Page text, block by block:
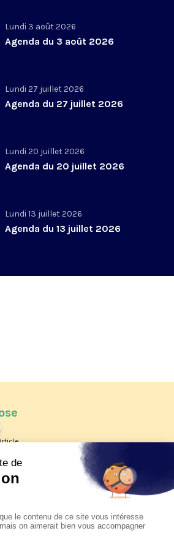
Lundi 3 août 2026
Agenda du 3 août 2026
Lundi 27 juillet 2026
Agenda du 27 juillet 2026
Lundi 20 juillet 2026
Agenda du 20 juillet 2026
Lundi 13 juillet 2026
Agenda du 13 juillet 2026
Les reportages d'été 2026 de KTO
La visite pastorale du pape Léon
XIV à Assise à suivre sur KTO le
jeudi 6 août